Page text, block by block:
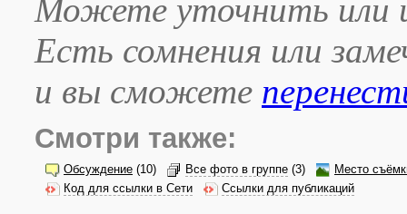
Можете уточнить или
Есть сомнения или
и вы сможете
Смотри также:
Обсуждение (10) Все фото в группе (3)
Место
Код для ссылки в Сети
Ссылки для публикаций